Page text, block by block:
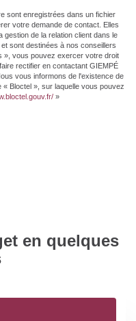
sont enregistrées dans un fichier
votre demande de contact. Elles
de la relation client dans le
sont destinées à nos conseillers
», vous pouvez exercer votre droit
rectifier en contactant GIEMPÉ
vous informons de l'existence de
Bloctel », sur laquelle vous pouvez
»
en quelques